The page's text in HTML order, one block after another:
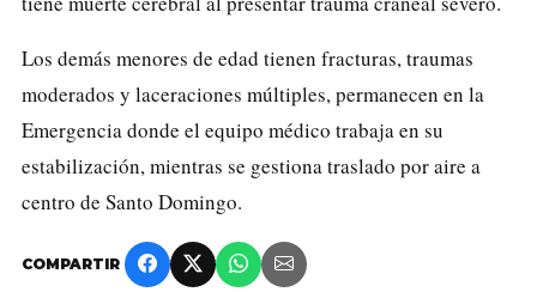
Los demás menores de edad tienen fracturas, traumas
moderados y laceraciones múltiples, permanecen en la
Emergencia donde el equipo médico trabaja en su
estabilización, mientras se gestiona traslado por aire a
centro de Santo Domingo.
COMPARTIR